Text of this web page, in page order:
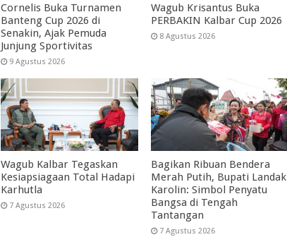
Cornelis Buka Turnamen
Banteng Cup 2026 di
Senakin, Ajak Pemuda
Junjung Sportivitas
9 Agustus 2026
Wagub Krisantus Buka
PERBAKIN Kalbar Cup 2026
8 Agustus 2026
Wagub Kalbar Tegaskan
Kesiapsiagaan Total Hadapi
Karhutla
7 Agustus 2026
Bagikan Ribuan Bendera
Merah Putih, Bupati Landak
Karolin: Simbol Penyatu
Bangsa di Tengah
Tantangan
7 Agustus 2026